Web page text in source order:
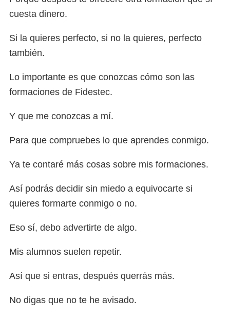
cuesta dinero.
Si la quieres perfecto, si no la quieres, perfecto
también.
Lo importante es que conozcas cómo son las
formaciones de Fidestec.
Y que me conozcas a mí.
Para que compruebes lo que aprendes conmigo.
Ya te contaré más cosas sobre mis formaciones.
Así podrás decidir sin miedo a equivocarte si
quieres formarte conmigo o no.
Eso sí, debo advertirte de algo.
Mis alumnos suelen repetir.
Así que si entras, después querrás más.
No digas que no te he avisado.